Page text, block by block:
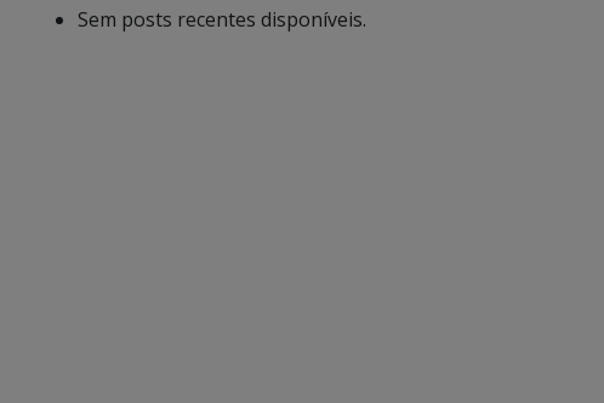
Sem posts recentes disponíveis.